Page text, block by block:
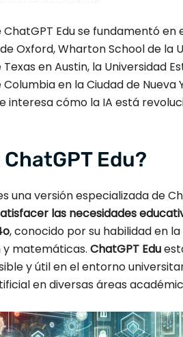
ChatGPT Edu se fundamentó
Oxford, Wharton School de la
en Austin, la Universidad
en la Ciudad de Nueva
interesa cómo la IA está
ChatGPT Edu?
una versión especializada de
las necesidades
, conocido por su habilidad en
matemáticas. ChatGPT Edu
y útil en el entorno
en diversas áreas